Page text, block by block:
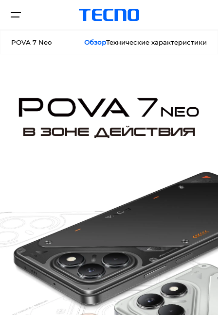
SPARK POP
Поддержка
POVA 7 Neo ОбзорТехнические характеристики
В ЗОНЕ ДЕЙСТВИЯ